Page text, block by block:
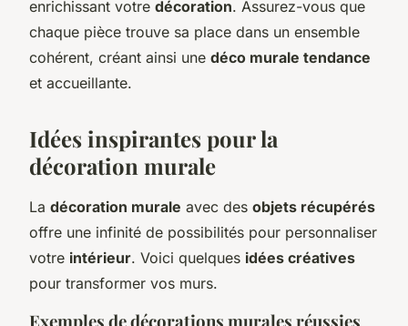
enrichissant votre décoration. Assurez-vous que
chaque pièce trouve sa place dans un ensemble
cohérent, créant ainsi une déco murale tendance
et accueillante.
Idées inspirantes pour la
décoration murale
La décoration murale avec des objets récupérés
offre une infinité de possibilités pour personnaliser
votre intérieur. Voici quelques idées créatives
pour transformer vos murs.
Exemples de décorations murales réussies